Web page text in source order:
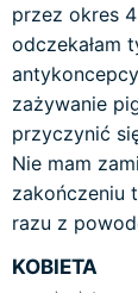
przez okres
odczekałam
zażywanie
przyczynić
Nie mam
zakończeniu
razu z
KOBIETA